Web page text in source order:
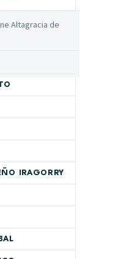
Altagracia de
IRAGORRY